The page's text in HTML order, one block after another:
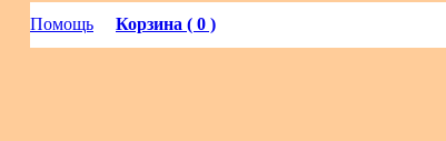
Помощь Корзина ( 0 )